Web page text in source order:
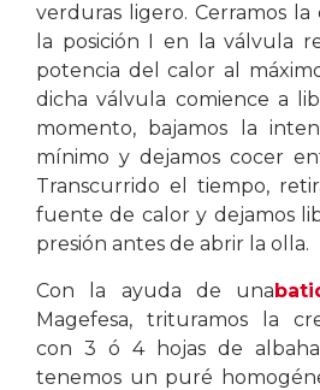
verduras ligero. Cerramos la
la posición I en la válvula
potencia del calor al
dicha válvula comience a
momento, bajamos la
mínimo y dejamos cocer
Transcurrido el tiempo,
fuente de calor y dejamos
presión antes de abrir la olla.
Con la ayuda de una
Magefesa, trituramos la
con 3 ó 4 hojas de
tenemos un puré